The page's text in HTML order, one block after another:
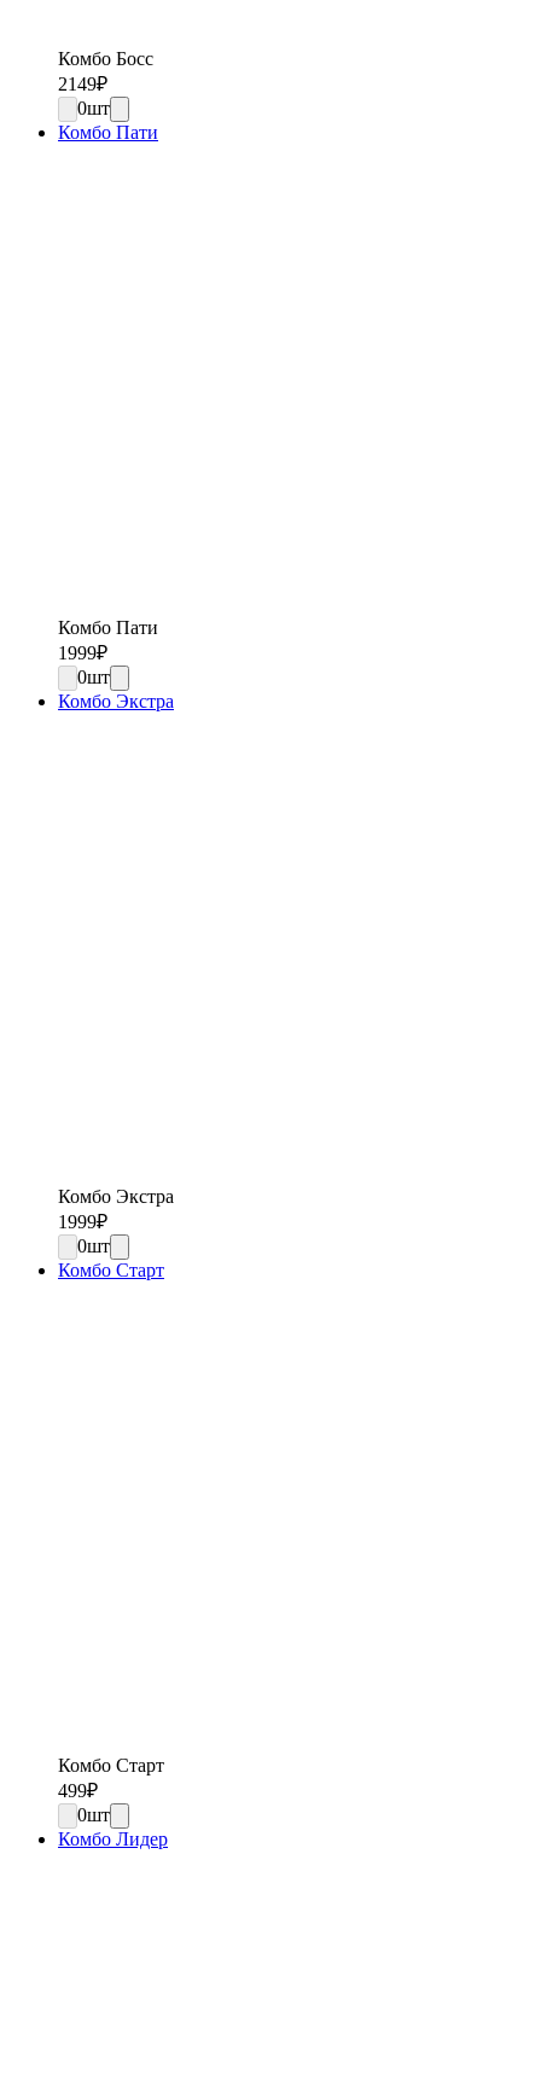
Комбо Босс
2149₽
0шт
Комбо Пати
Комбо Пати
1999₽
0шт
Комбо Экстра
Комбо Экстра
1999₽
0шт
Комбо Старт
Комбо Старт
499₽
0шт
Комбо Лидер